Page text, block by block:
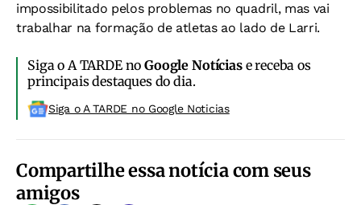
impossibilitado pelos problemas no quadril, mas vai
trabalhar na formação de atletas ao lado de Larri.
Siga o A TARDE noGoogle Notíciase receba os
principais destaques do dia.
Siga o A TARDE no Google Noticias
Compartilhe essa notícia com seus
amigos